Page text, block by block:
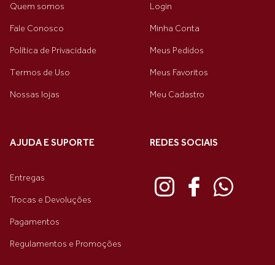
Quem somos
Fale Conosco
Política de Privacidade
Termos de Uso
Nossas lojas
Login
Minha Conta
Meus Pedidos
Meus Favoritos
Meu Cadastro
AJUDA E SUPORTE
Entregas
Trocas e Devoluções
Pagamentos
Regulamentos e Promoções
REDES SOCIAIS